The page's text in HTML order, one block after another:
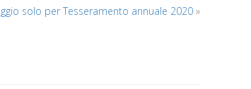
solo per Tesseramento annuale 2020 »